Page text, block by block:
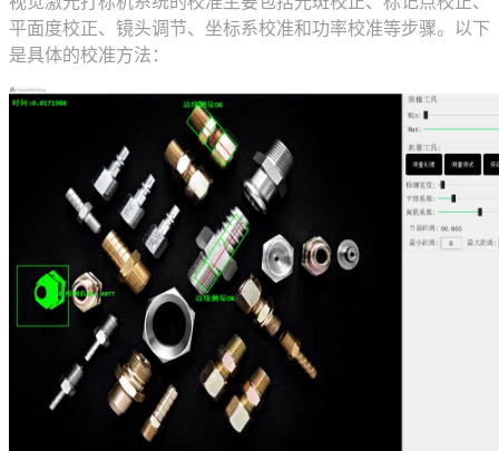
平面度校正、镜头调节、坐标系校准和功率校准等步骤。以下
是具体的校准方法：